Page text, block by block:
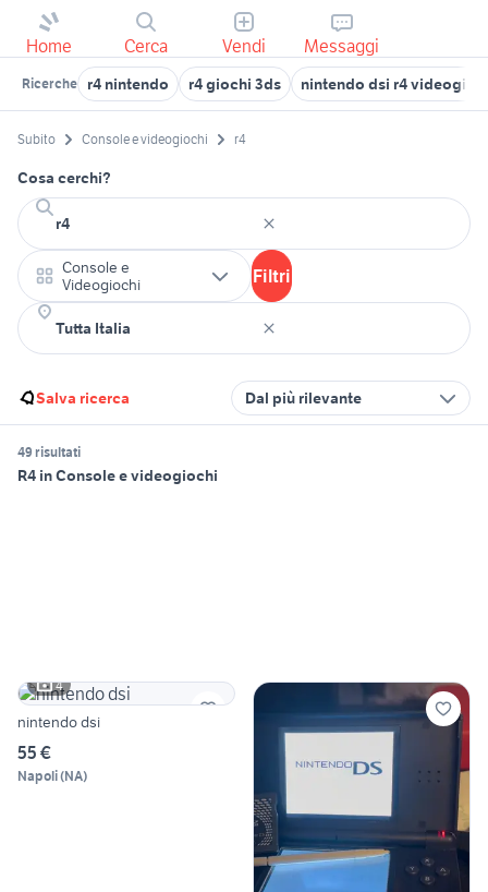
Home Cerca Vendi Messaggi
Ricerche r4 nintendo r4 giochi 3ds nintendo dsi r4
Subito Console e videogiochi r4
Cosa cerchi?
Console e
Videogiochi
Filtri
Salva ricerca Dal più rilevante
49 risultati
R4 in Console e videogiochi
4
nintendo dsi
55 €
Napoli(NA)